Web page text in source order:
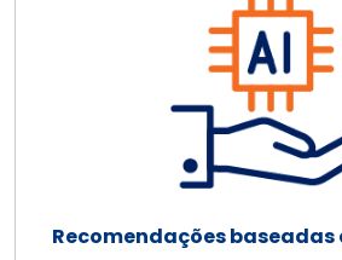
Recomendações baseadas